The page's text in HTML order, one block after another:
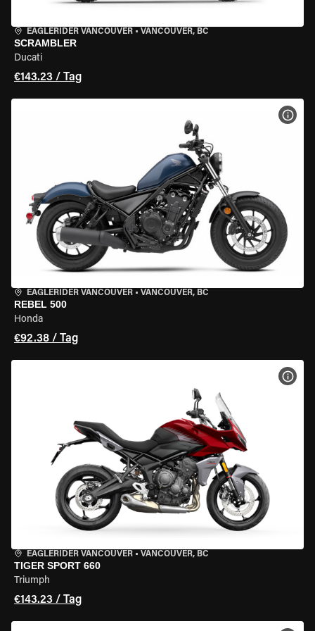
EAGLERIDER VANCOUVER • VANCOUVER, BC
SCRAMBLER
Ducati
€143.23 / Tag
EAGLERIDER VANCOUVER • VANCOUVER, BC
REBEL 500
Honda
€92.38 / Tag
EAGLERIDER VANCOUVER • VANCOUVER, BC
TIGER SPORT 660
Triumph
€143.23 / Tag